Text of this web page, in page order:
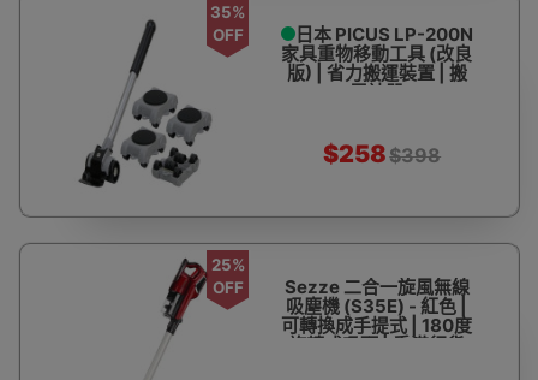
35%
OFF
日本 PICUS LP-200N
家具重物移動工具 (改良
版) | 省力搬運裝置 | 搬
屋神器
$258$398
25%
OFF
Sezze 二合一旋風無線
吸塵機 (S35E) - 紅色 |
可轉換成手提式 | 180度
旋轉式吸頭 | 香港行貨